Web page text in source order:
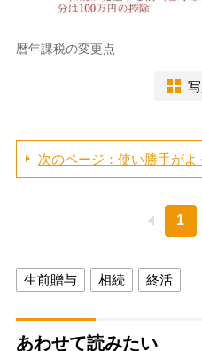
暦年課税の変更点
次のページ：使い勝手が
1
生前贈与 相続 終活
あわせて読みたい